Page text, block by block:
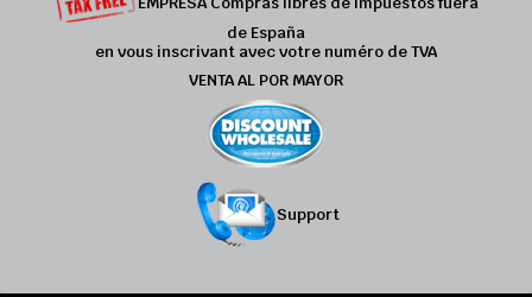
de España
en vous inscrivant avec votre numéro de TVA
VENTA AL POR MAYOR
Support